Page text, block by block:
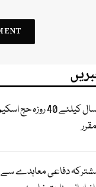
دفاعی معاہدے سے